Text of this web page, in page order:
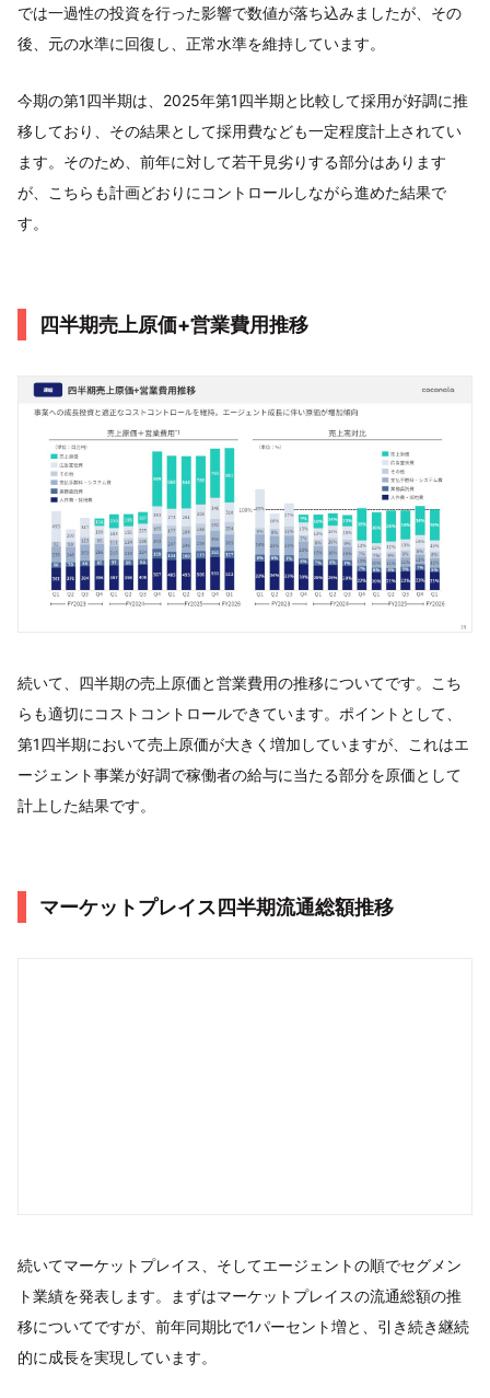
では一過性の投資を行った影響で数値が落ち込みましたが、その
後、元の水準に回復し、正常水準を維持しています。
今期の第1四半期は、2025年第1四半期と比較して採用が好調に推
移しており、その結果として採用費なども一定程度計上されてい
ます。そのため、前年に対して若干見劣りする部分はあります
が、こちらも計画どおりにコントロールしながら進めた結果で
す。
四半期売上原価+営業費⽤推移
続いて、四半期の売上原価と営業費用の推移についてです。こち
らも適切にコストコントロールできています。ポイントとして、
第1四半期において売上原価が大きく増加していますが、これはエ
ージェント事業が好調で稼働者の給与に当たる部分を原価として
計上した結果です。
マーケットプレイス四半期流通総額推移
続いてマーケットプレイス、そしてエージェントの順でセグメン
ト業績を発表します。まずはマーケットプレイスの流通総額の推
移についてですが、前年同期比で1パーセント増と、引き続き継続
的に成長を実現しています。